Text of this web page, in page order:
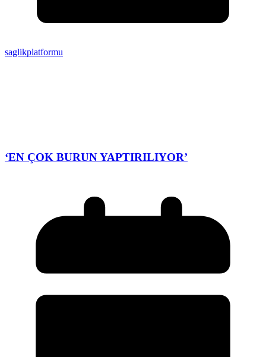
saglikplatformu
‘EN ÇOK BURUN YAPTIRILIYOR’